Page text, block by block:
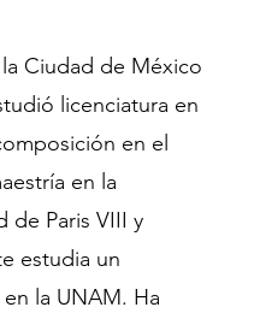
Ciudad de México
licenciatura en
en el
en la
de Paris VIII y
estudia un
la UNAM. Ha